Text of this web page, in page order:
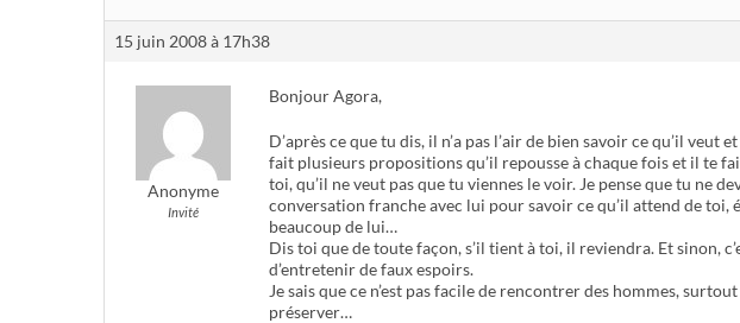
15 juin 2008 à 17h38
Anonyme
Invité
Bonjour Agora,
D’après ce que tu dis, il n’a pas l’air de bien savoir ce qu’il veut
fait plusieurs propositions qu’il repousse à chaque fois et il te
toi, qu’il ne veut pas que tu viennes le voir. Je pense que tu ne
conversation franche avec lui pour savoir ce qu’il attend de toi,
beaucoup de lui…
Dis toi que de toute façon, s’il tient à toi, il reviendra. Et sinon,
d’entretenir de faux espoirs.
Je sais que ce n’est pas facile de rencontrer des hommes,
préserver…